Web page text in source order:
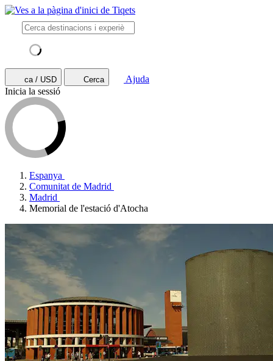
ca / USD Cerca
Ajuda
Inicia la sessió
Espanya
Comunitat de Madrid
Madrid
Memorial de l'estació d'Atocha